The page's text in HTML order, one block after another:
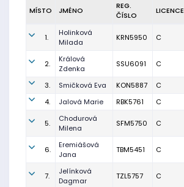
MÍSTO JMÉNO
REG.
ČÍSLO
LICENCE
1.
Holinková
Milada
KRN5950 C
2.
Králová
Zdenka
SSU6091 C
3. Smičková Eva KON5887 C
4.
Jalová Marie RBK5761 C
5.
Chodurová
Milena
SFM5750 C
6.
Eremiášová
Jana
TBM5451 C
7.
Jelínková
Dagmar
TZL5757 C